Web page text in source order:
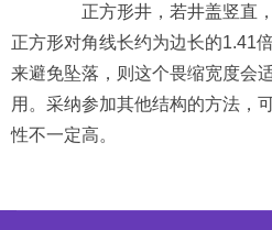
正方形井，若井盖竖直，
正方形对角线长约为边长的1.41
来避免坠落，则这个畏缩宽度会
用。采纳参加其他结构的方法，
性不一定高。